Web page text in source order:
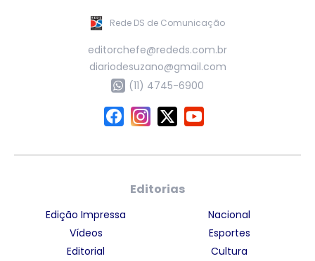
Rede DS de Comunicação
editorchefe@rededs.com.br
diariodesuzano@gmail.com
(11) 4745-6900
Editorias
Edição Impressa
Vídeos
Editorial
Nacional
Esportes
Cultura